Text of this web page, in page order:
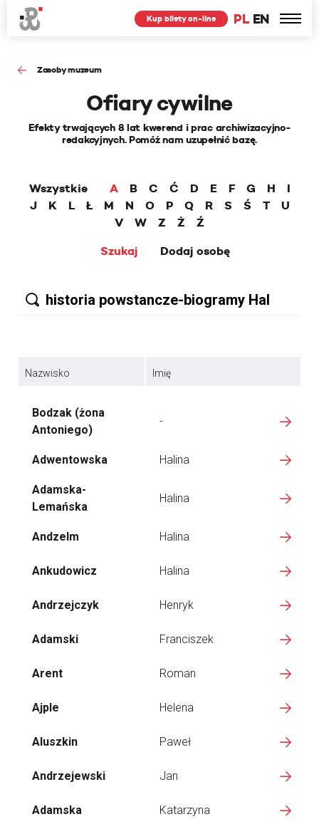
PL EN
Kup bilety on-line
Zasoby muzeum
Ofiary cywilne
Efekty trwających 8 lat kwerend i prac archiwizacyjno-
redakcyjnych. Pomóż nam uzupełnić bazę.
Wszystkie A B C Ć D E F G H
I
J
K L Ł M N O P Q R S Ś T
U
V
W Z Ż
Ź
Szukaj
Dodaj osobę
Nazwisko Imię
Bodzak (żona
Antoniego)
-
Adwentowska Halina
Adamska-
Lemańska
Halina
Andzelm Halina
Ankudowicz Halina
Andrzejczyk Henryk
Adamski Franciszek
Arent Roman
Ajple Helena
Aluszkin Paweł
Andrzejewski Jan
Adamska Katarzyna